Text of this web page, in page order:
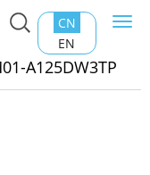
CN
EN
EEPROM
A125DW3TP